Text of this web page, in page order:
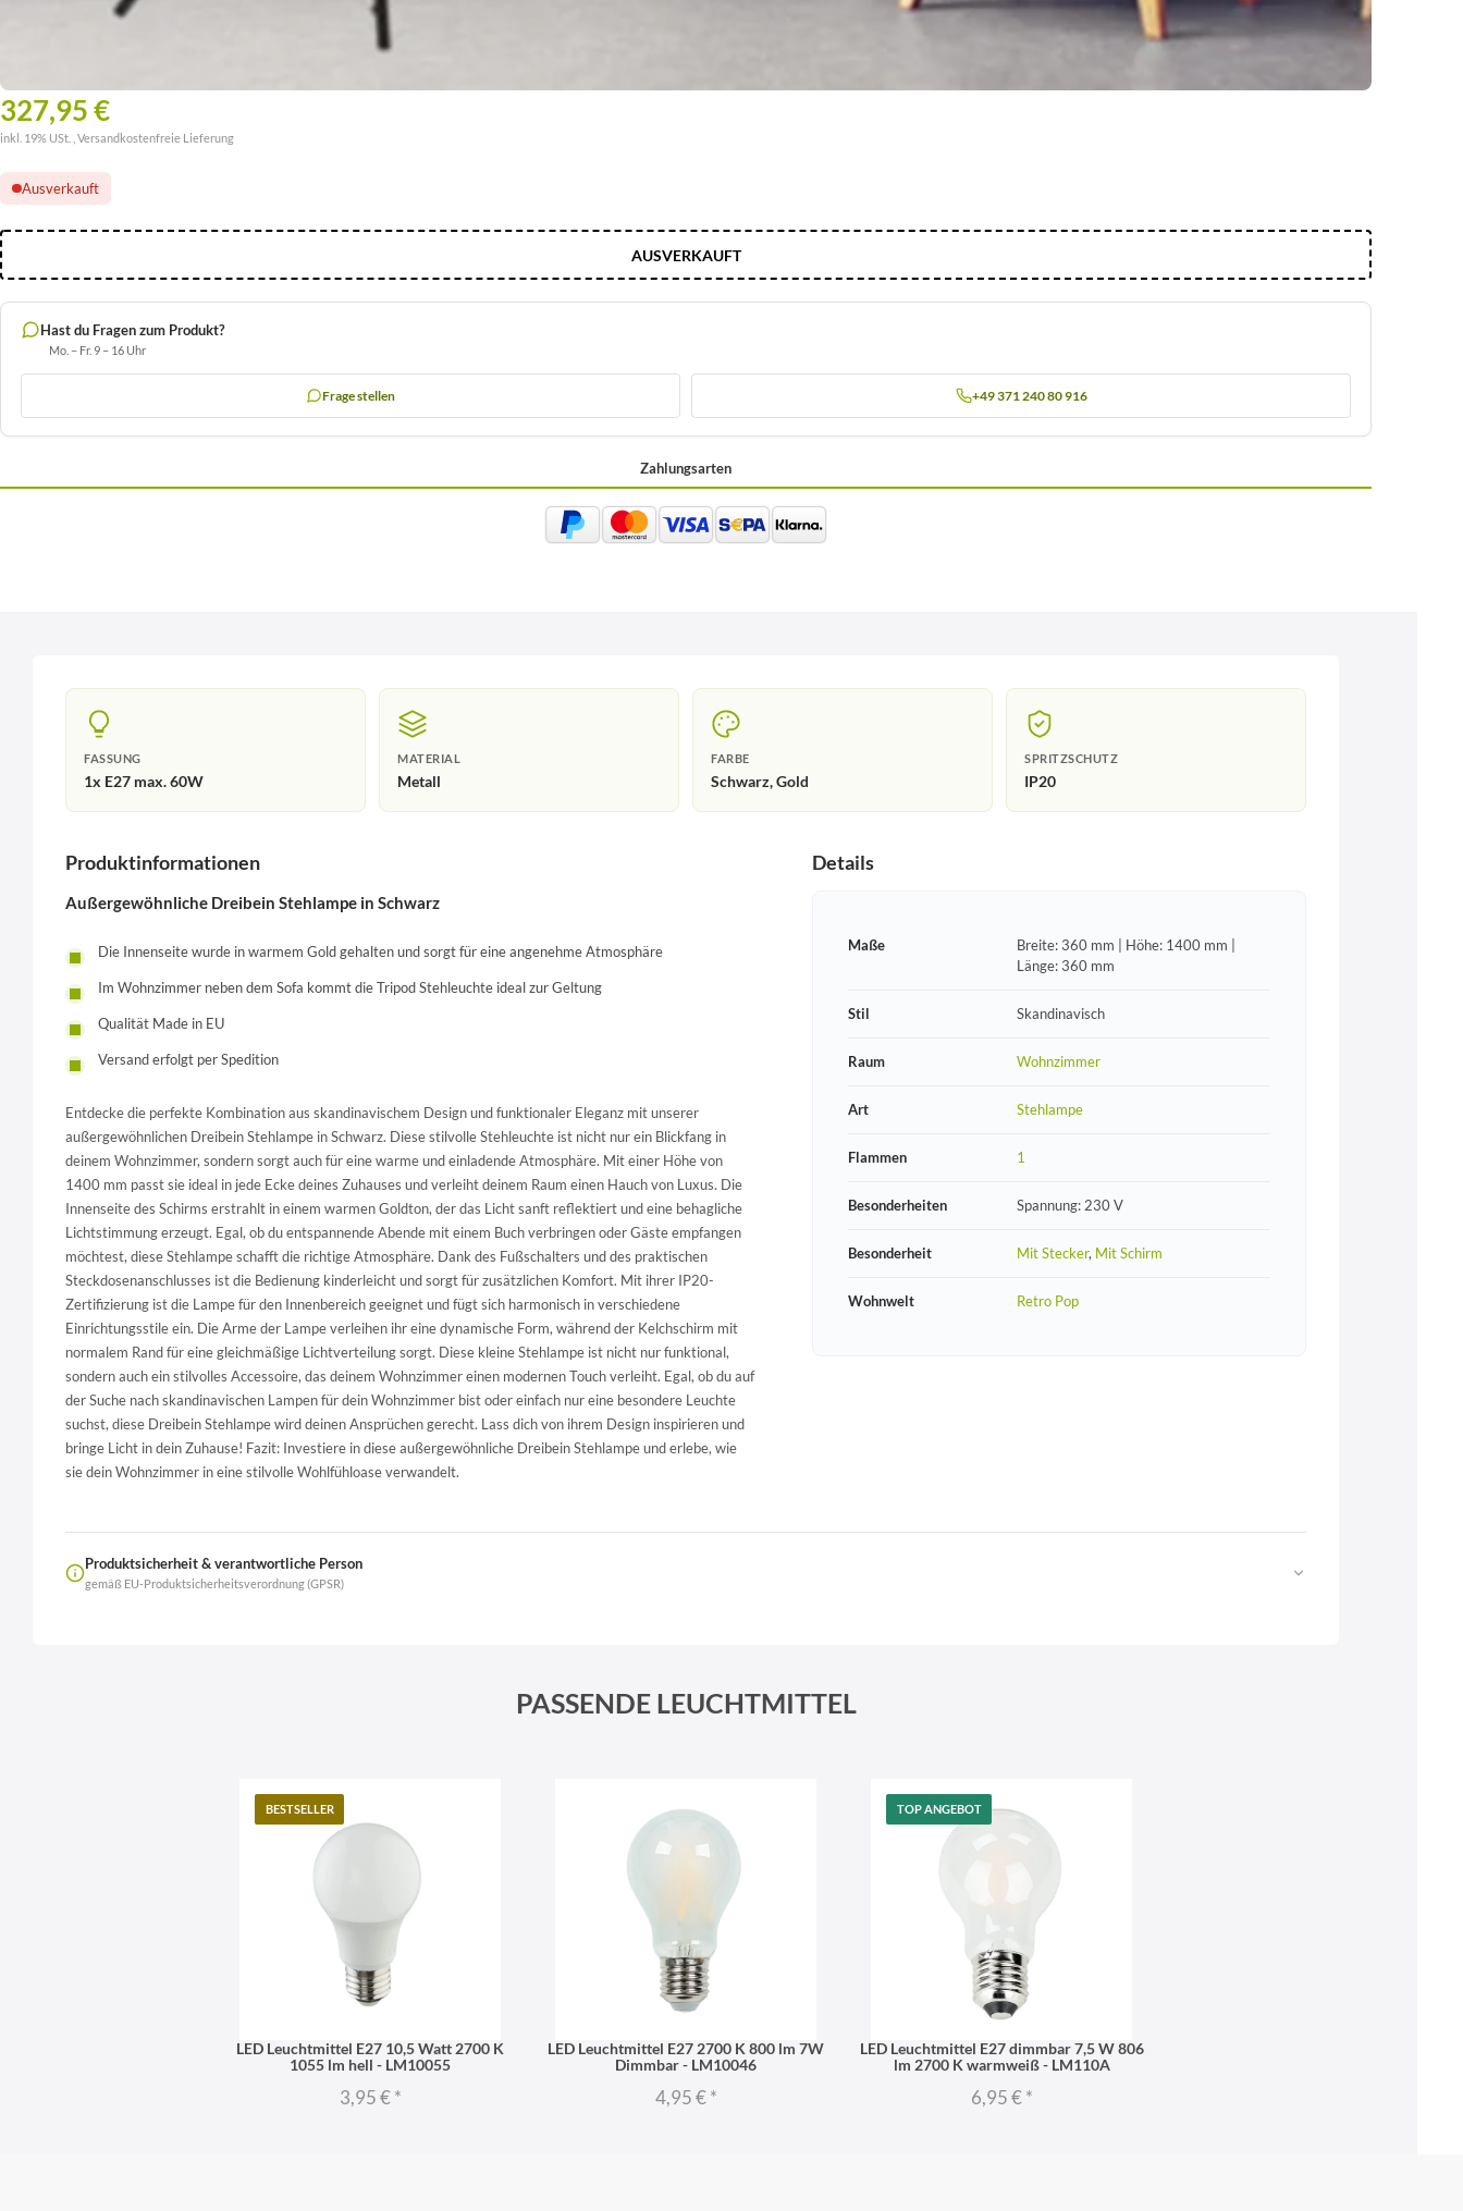
327,95 €
inkl. 19% USt. , Versandkostenfreie Lieferung
Ausverkauft
AUSVERKAUFT
Hast du Fragen zum Produkt?
Mo. – Fr. 9 – 16 Uhr
Frage stellen +49 371 240 80 916
Zahlungsarten
FASSUNG
1x E27 max. 60W
MATERIAL
Metall
FARBE
Schwarz, Gold
SPRITZSCHUTZ
IP20
Produktinformationen
Außergewöhnliche Dreibein Stehlampe in Schwarz
Die Innenseite wurde in warmem Gold gehalten und sorgt für eine angenehme Atmosphäre
Im Wohnzimmer neben dem Sofa kommt die Tripod Stehleuchte ideal zur Geltung
Qualität Made in EU
Versand erfolgt per Spedition
Entdecke die perfekte Kombination aus skandinavischem Design und funktionaler Eleganz mit unserer
außergewöhnlichen Dreibein Stehlampe in Schwarz. Diese stilvolle Stehleuchte ist nicht nur ein Blickfang in
deinem Wohnzimmer, sondern sorgt auch für eine warme und einladende Atmosphäre. Mit einer Höhe von
1400 mm passt sie ideal in jede Ecke deines Zuhauses und verleiht deinem Raum einen Hauch von Luxus. Die
Innenseite des Schirms erstrahlt in einem warmen Goldton, der das Licht sanft reflektiert und eine behagliche
Lichtstimmung erzeugt. Egal, ob du entspannende Abende mit einem Buch verbringen oder Gäste empfangen
möchtest, diese Stehlampe schafft die richtige Atmosphäre. Dank des Fußschalters und des praktischen
Steckdosenanschlusses ist die Bedienung kinderleicht und sorgt für zusätzlichen Komfort. Mit ihrer IP20-
Zertifizierung ist die Lampe für den Innenbereich geeignet und fügt sich harmonisch in verschiedene
Einrichtungsstile ein. Die Arme der Lampe verleihen ihr eine dynamische Form, während der Kelchschirm mit
normalem Rand für eine gleichmäßige Lichtverteilung sorgt. Diese kleine Stehlampe ist nicht nur funktional,
sondern auch ein stilvolles Accessoire, das deinem Wohnzimmer einen modernen Touch verleiht. Egal, ob du auf
der Suche nach skandinavischen Lampen für dein Wohnzimmer bist oder einfach nur eine besondere Leuchte
suchst, diese Dreibein Stehlampe wird deinen Ansprüchen gerecht. Lass dich von ihrem Design inspirieren und
bringe Licht in dein Zuhause! Fazit: Investiere in diese außergewöhnliche Dreibein Stehlampe und erlebe, wie
sie dein Wohnzimmer in eine stilvolle Wohlfühloase verwandelt.
Details
Maße
Breite: 360 mm | Höhe: 1400 mm |
Länge: 360 mm
Stil Skandinavisch
Raum Wohnzimmer
Art Stehlampe
Flammen 1
Besonderheiten Spannung: 230 V
Besonderheit Mit Stecker, Mit Schirm
Wohnwelt Retro Pop
Produktsicherheit & verantwortliche Person
gemäß EU-Produktsicherheitsverordnung (GPSR)
PASSENDE LEUCHTMITTEL
BESTSELLER
LED Leuchtmittel E27 10,5 Watt 2700 K
1055 lm hell - LM10055
3,95 €*
LED Leuchtmittel E27 2700 K 800 lm 7W
Dimmbar - LM10046
4,95 €*
TOP ANGEBOT
LED Leuchtmittel E27 dimmbar 7,5 W 806
lm 2700 K warmweiß - LM110A
6,95 €*